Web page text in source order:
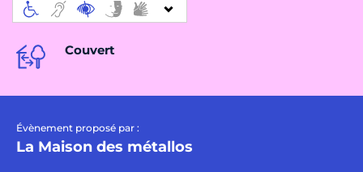
Couvert
Évènement proposé par :
La Maison des métallos